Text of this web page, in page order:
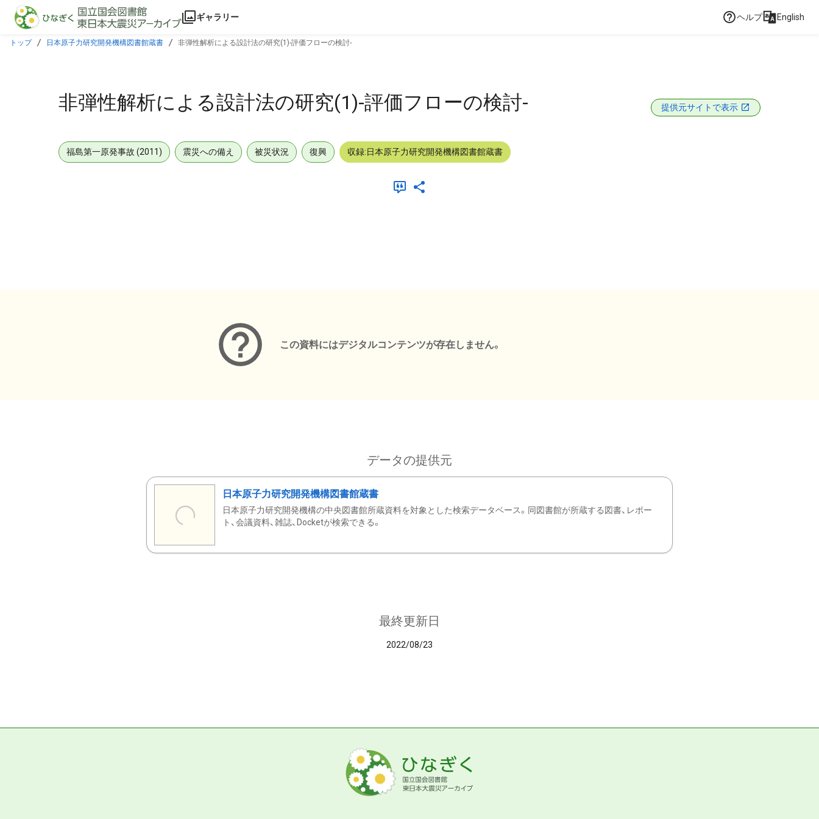
本文に飛ぶ
ギャラリー ヘルプ English
トップ 日本原子力研究開発機構図書館蔵書 非弾性解析による設計法の研究(1)-評価フローの検討-
非弾性解析による設計法の研究(1)-評価フローの検討- 提供元サイトで表示
福島第一原発事故 (2011) 震災への備え 被災状況 復興 収録:日本原子力研究開発機構図書館蔵書
この資料にはデジタルコンテンツが存在しません。
データの提供元
日本原子力研究開発機構図書館蔵書
日本原子力研究開発機構の中央図書館所蔵資料を対象とした検索データベース。同図書館が所蔵する図書、レポー
ト、会議資料、雑誌、Docketが検索できる。
最終更新日
2022/08/23